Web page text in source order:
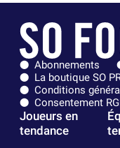
Abonnements
La boutique SO
Conditions
Consentement
Joueurs en
tendance